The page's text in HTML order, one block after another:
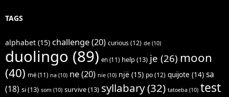
TAGS
alphabet (15) challenge(20) curious(12) de (10)
duolingo (89) en (11) help(13) je (26) moon
(40) më (11) na (10) ne(20) nie (10) një (15) po(12) quijote (14) sa
(18) si(13) som (10) survive(13) syllabary(32) tatoeba (10) test